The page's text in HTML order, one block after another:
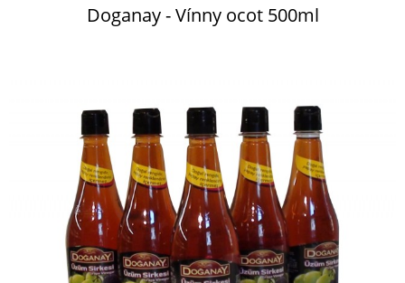
Doganay - Vínny ocot 500ml